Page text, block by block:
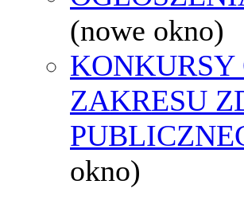
(nowe okno)
KONKURSY
ZAKRESU
okno)